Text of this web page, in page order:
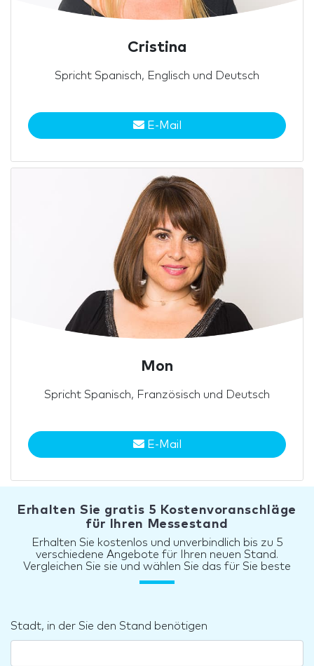
Cristina
Spricht Spanisch, Englisch und Deutsch
E-Mail
Mon
Spricht Spanisch, Französisch und Deutsch
E-Mail
Erhalten Sie gratis 5 Kostenvoranschläge
für Ihren Messestand
Erhalten Sie kostenlos und unverbindlich bis zu 5
verschiedene Angebote für Ihren neuen Stand.
Vergleichen Sie sie und wählen Sie das für Sie beste
Stadt, in der Sie den Stand benötigen